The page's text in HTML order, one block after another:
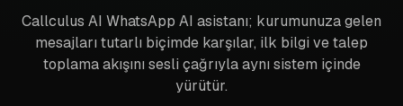
Callculus AI WhatsApp AI asistanı; kurumunuza gelen
mesajları tutarlı biçimde karşılar, ilk bilgi ve talep
toplama akışını sesli çağrıyla aynı sistem içinde
yürütür.